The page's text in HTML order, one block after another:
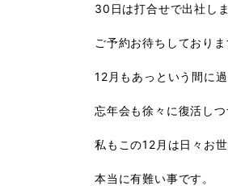
30日は打合せで出社し
ご予約お待ちしており
12月もあっという間に
忘年会も徐々に復活し
私もこの12月は日々お
本当に有難い事です。